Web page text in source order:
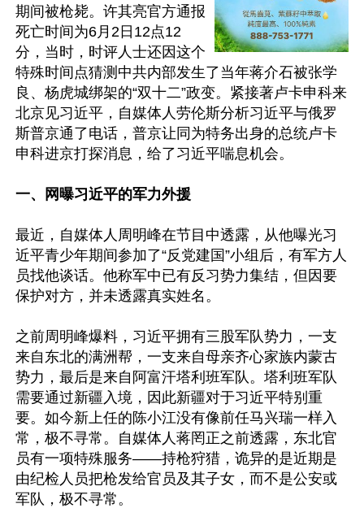
期间被枪毙。许其亮官方通报
死亡时间为6月2日12点12
分，当时，时评人士还因这个
特殊时间点猜测中共内部发生了当年蒋介石被张学
良、杨虎城绑架的“双十二”政变。紧接著卢卡申科来
北京见习近平，自媒体人劳伦斯分析习近平与俄罗
斯普京通了电话，普京让同为特务出身的总统卢卡
申科进京打探消息，给了习近平喘息机会。
一、网曝习近平的军力外援
最近，自媒体人周明峰在节目中透露，从他曝光习
近平青少年期间参加了“反党建国”小组后，有军方人
员找他谈话。他称军中已有反习势力集结，但因要
保护对方，并未透露真实姓名。
之前周明峰爆料，习近平拥有三股军队势力，一支
来自东北的满洲帮，一支来自母亲齐心家族内蒙古
势力，最后是来自阿富汗塔利班军队。塔利班军队
需要通过新疆入境，因此新疆对于习近平特别重
要。如今新上任的陈小江没有像前任马兴瑞一样入
常，极不寻常。自媒体人蒋罔正之前透露，东北官
员有一项特殊服务——持枪狩猎，诡异的是近期是
由纪检人员把枪发给官员及其子女，而不是公安或
军队，极不寻常。